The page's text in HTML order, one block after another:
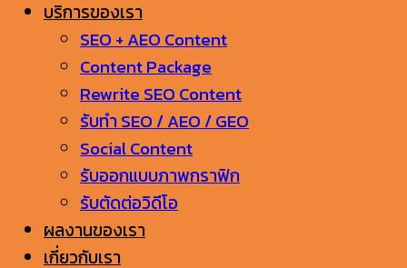
บริการของเรา
SEO + AEO Content
Content Package
Rewrite SEO Content
รับทำ SEO / AEO / GEO
Social Content
รับออกแบบภาพกราฟิก
รับตัดต่อวิดีโอ
ผลงานของเรา
เกี่ยวกับเรา